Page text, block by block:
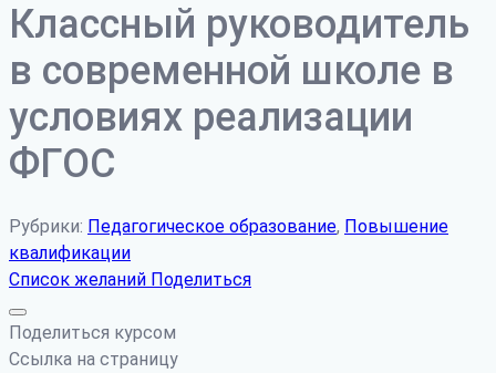
Классный руководитель
в современной школе в
условиях реализации
ФГОС
Рубрики: Педагогическое образование, Повышение
квалификации
Список желаний Поделиться
Поделиться курсом
Ссылка на страницу